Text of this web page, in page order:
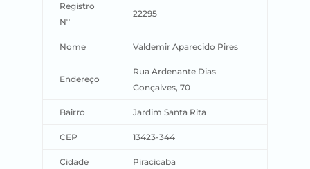
Registro
Nº
22295
Nome Valdemir Aparecido Pires
Endereço
Rua Ardenante Dias
Gonçalves, 70
Bairro Jardim Santa Rita
CEP 13423-344
Cidade Piracicaba